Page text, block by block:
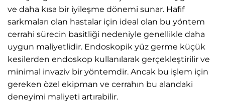
ve daha kısa bir iyileşme dönemi sunar. Hafif
sarkmaları olan hastalar için ideal olan bu yöntem
cerrahi sürecin basitliği nedeniyle genellikle daha
uygun maliyetlidir. Endoskopik yüz germe küçük
kesilerden endoskop kullanılarak gerçekleştirilir ve
minimal invaziv bir yöntemdir. Ancak bu işlem için
gereken özel ekipman ve cerrahın bu alandaki
deneyimi maliyeti artırabilir.